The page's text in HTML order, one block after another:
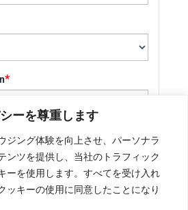
ーを尊重します
ジング体験を向上させ、パーソナラ
ンツを提供し、当社のトラフィック
ーを使用します。すべてを受け入れ
ッキーの使用に同意したことになり
*
the Company *